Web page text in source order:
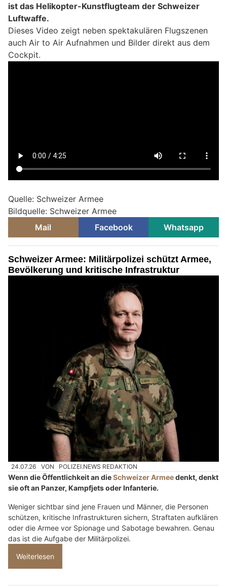
ist das Helikopter-Kunstflugteam der Schweizer
Luftwaffe.
Dieses Video zeigt neben spektakulären Flugszenen
auch Air to Air Aufnahmen und Bilder direkt aus dem
Cockpit.
Quelle: Schweizer Armee
Bildquelle: Schweizer Armee
Mail
Facebook Whatsapp
Schweizer Armee: Militärpolizei schützt Armee,
Bevölkerung und kritische Infrastruktur
24.07.26 VON POLIZEI.NEWS REDAKTION
Wenn die Öffentlichkeit an dieSchweizer Armeedenkt, denkt
sie oft an Panzer, Kampfjets oder Infanterie.
Weniger sichtbar sind jene Frauen und Männer, die Personen
schützen, kritische Infrastrukturen sichern, Straftaten aufklären
oder die Armee vor Spionage und Sabotage bewahren. Genau
das ist die Aufgabe der Militärpolizei.
Weiterlesen